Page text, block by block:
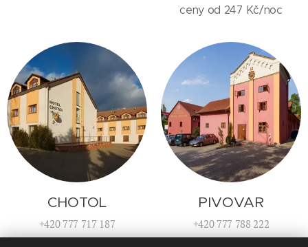
ceny od 247 Kč/noc
CHOTOL
‭+420 777 717 187‬
PIVOVAR
‭+420 777 788 222‬